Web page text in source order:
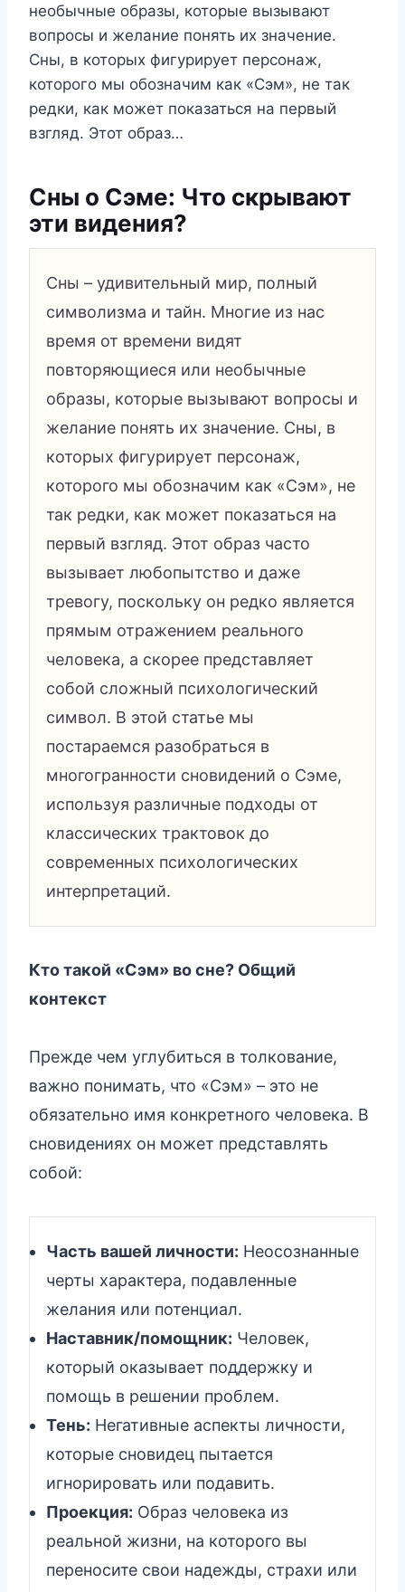
необычные образы, которые вызывают
вопросы и желание понять их значение.
Сны, в которых фигурирует персонаж,
которого мы обозначим как «Сэм», не так
редки, как может показаться на первый
взгляд. Этот образ…
Сны о Сэме: Что скрывают
эти видения?
Сны – удивительный мир, полный
символизма и тайн. Многие из нас
время от времени видят
повторяющиеся или необычные
образы, которые вызывают вопросы и
желание понять их значение. Сны, в
которых фигурирует персонаж,
которого мы обозначим как «Сэм», не
так редки, как может показаться на
первый взгляд. Этот образ часто
вызывает любопытство и даже
тревогу, поскольку он редко является
прямым отражением реального
человека, а скорее представляет
собой сложный психологический
символ. В этой статье мы
постараемся разобраться в
многогранности сновидений о Сэме,
используя различные подходы от
классических трактовок до
современных психологических
интерпретаций.
Кто такой «Сэм» во сне? Общий
контекст
Прежде чем углубиться в толкование,
важно понимать, что «Сэм» – это не
обязательно имя конкретного человека. В
сновидениях он может представлять
собой:
Часть вашей личности: Неосознанные
черты характера, подавленные
желания или потенциал.
Наставник/помощник: Человек,
который оказывает поддержку и
помощь в решении проблем.
Тень: Негативные аспекты личности,
которые сновидец пытается
игнорировать или подавить.
Проекция: Образ человека из
реальной жизни, на которого вы
переносите свои надежды, страхи или